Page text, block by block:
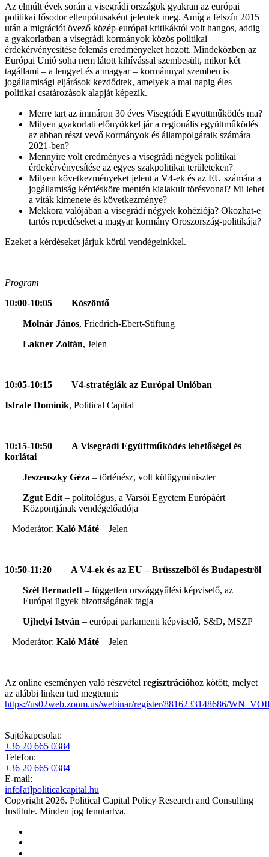
Az elmúlt évek során a visegrádi országok gyakran az európai
politikai fősodor ellenpólusaként jelentek meg. Amíg a felszín 2015
után a migrációt övező közép-európai kritikáktól volt hangos, addig
a gyakorlatban a visegrádi kormányok közös politikai
érdekérvényesítése felemás eredményeket hozott. Mindeközben az
Európai Unió soha nem látott kihívással szembesült, mikor két
tagállami – a lengyel és a magyar – kormánnyal szemben is
jogállamisági eljárások kezdődtek, amelyek a mai napig éles
politikai csatározások alapját képezik.
Merre tart az immáron 30 éves Visegrádi Együttműködés ma?
Milyen gyakorlati előnyökkel jár a regionális együttműködés
az abban részt vevő kormányok és állampolgáraik számára
2021-ben?
Mennyire volt eredményes a visegrádi négyek politikai
érdekérvényesítése az egyes szakpolitikai területeken?
Milyen következményeket jelent a V4-ek és az EU számára a
jogállamiság kérdésköre mentén kialakult törésvonal? Mi lehet
a viták kimenete és következménye?
Mekkora valójában a visegrádi négyek kohéziója? Okozhat-e
tartós repedéseket a magyar kormány Oroszország-politikája?
Ezeket a kérdéseket járjuk körül vendégeinkkel.
Program
10:00-10:05 Köszöntő
Molnár János, Friedrich-Ebert-Stiftung
Lakner Zoltán, Jelen
10:05-10:15 V4-stratégiák az Európai Unióban
Istrate Dominik, Political Capital
10:15-10:50
A Visegrádi Együttműködés lehetőségei és
korlátai
Jeszenszky Géza – történész, volt külügyminiszter
Zgut Edit – politológus, a Varsói Egyetem Európáért
Központjának vendégelőadója
Moderátor: Kaló Máté – Jelen
10:50-11:20
A V4-ek és az EU – Brüsszelből és Budapestről
Szél Bernadett – független országgyűlési képviselő, az
Európai ügyek bizottságának tagja
Ujhelyi István – európai parlamenti képviselő, S&D, MSZP
Moderátor: Kaló Máté – Jelen
Az online eseményen való részvétel regisztrációhoz kötött, melyet
az alábbi linken tud megtenni:
https://us02web.zoom.us/webinar/register/8816233148686/
Sajtókapcsolat:
+36 20 665 0384
Telefon:
+36 20 665 0384
E-mail:
info[at]politicalcapital.hu
Copyright 2026. Political Capital Policy Research and Consulting
Institute. Minden jog fenntartva.